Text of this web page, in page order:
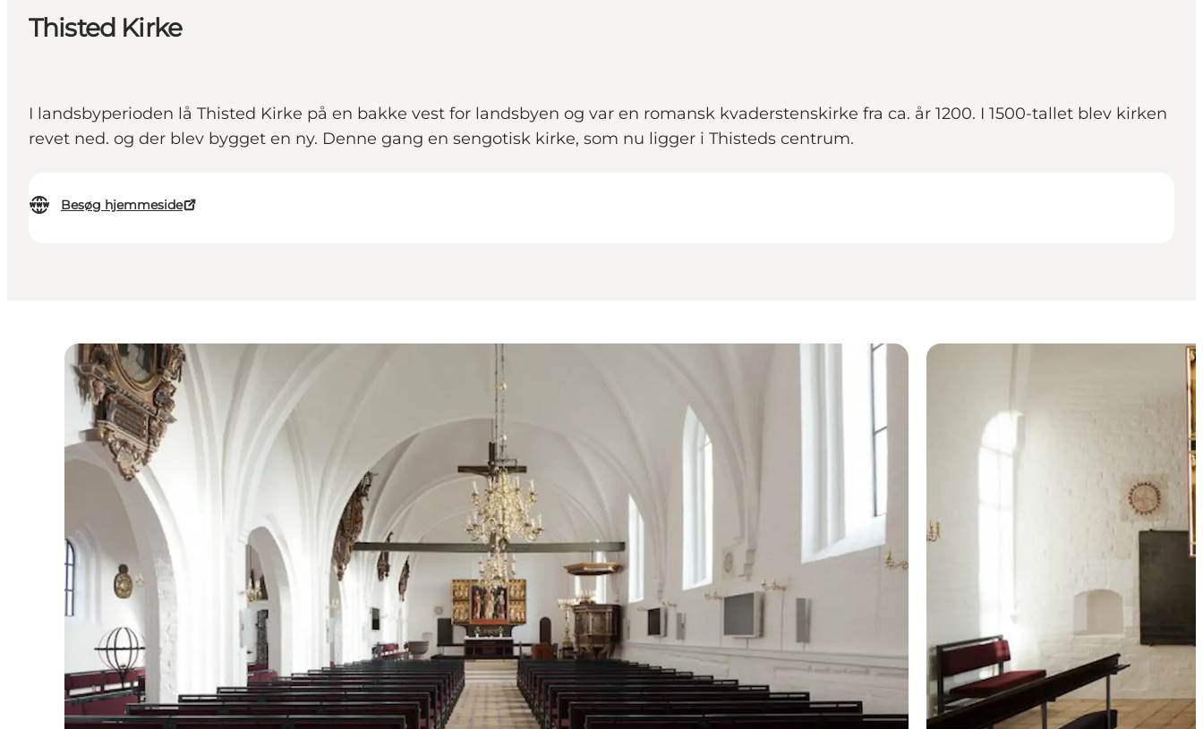
Thisted Kirke
I landsbyperioden lå Thisted Kirke på en bakke vest for landsbyen og var en romansk kvaderstenskirke fra ca. år 1200. I 1500-tallet blev kirken
revet ned. og der blev bygget en ny. Denne gang en sengotisk kirke, som nu ligger i Thisteds centrum.
Besøg hjemmeside